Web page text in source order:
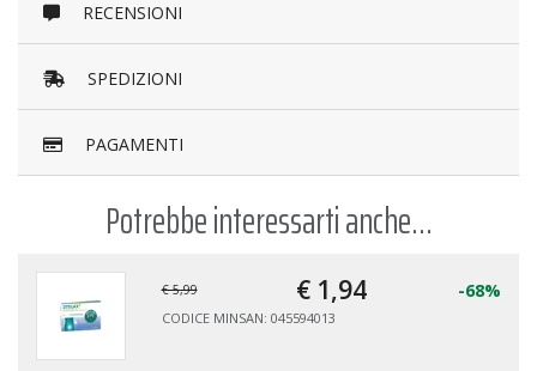
RECENSIONI
SPEDIZIONI
PAGAMENTI
Potrebbe interessarti anche...
€ 5,99 € 1,94 -68%
CODICE MINSAN: 045594013